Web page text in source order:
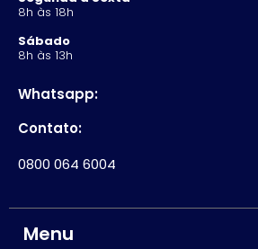
8h às 18h
Sábado
8h às 13h
Whatsapp:
Contato:
0800 064 6004
Menu